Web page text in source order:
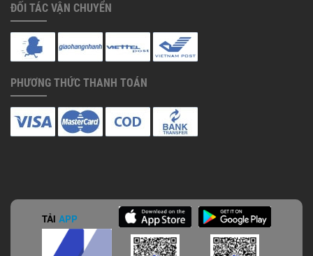
ĐỐI TÁC VẬN CHUYỂN
PHƯƠNG THỨC THANH TOÁN
TẢI APP